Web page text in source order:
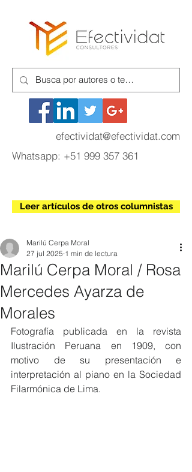
efectividat@efectividat.com
Whatsapp: +51 999 357 361
Leer artículos de otros columnistas
Marilú Cerpa Moral / Rosa
Mercedes Ayarza de
Morales
Marilú Cerpa Moral
27 jul 2025 1 min de lectura
Fotografía publicada en la revista
Ilustración Peruana en 1909, con
motivo de su presentación e
interpretación al piano en la Sociedad
Filarmónica de Lima.